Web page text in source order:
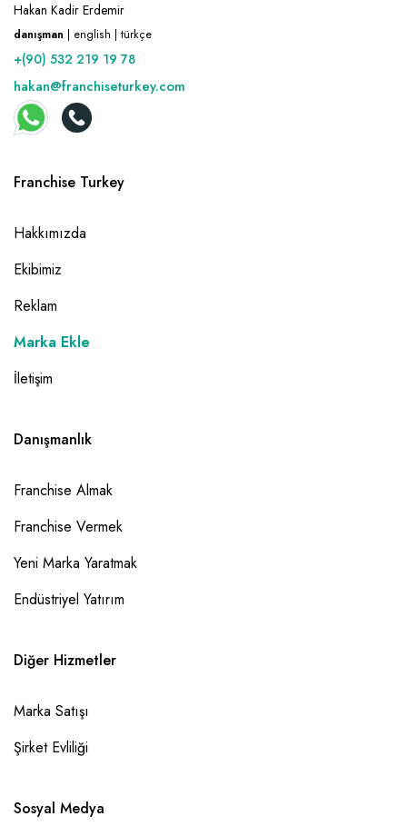
Hakan Kadir Erdemir
danışman | english | türkçe
+(90) 532 219 19 78
hakan@franchiseturkey.com
Franchise Turkey
Hakkımızda
Ekibimiz
Reklam
Marka Ekle
İletişim
Danışmanlık
Franchise Almak
Franchise Vermek
Yeni Marka Yaratmak
Endüstriyel Yatırım
Diğer Hizmetler
Marka Satışı
Şirket Evliliği
Sosyal Medya